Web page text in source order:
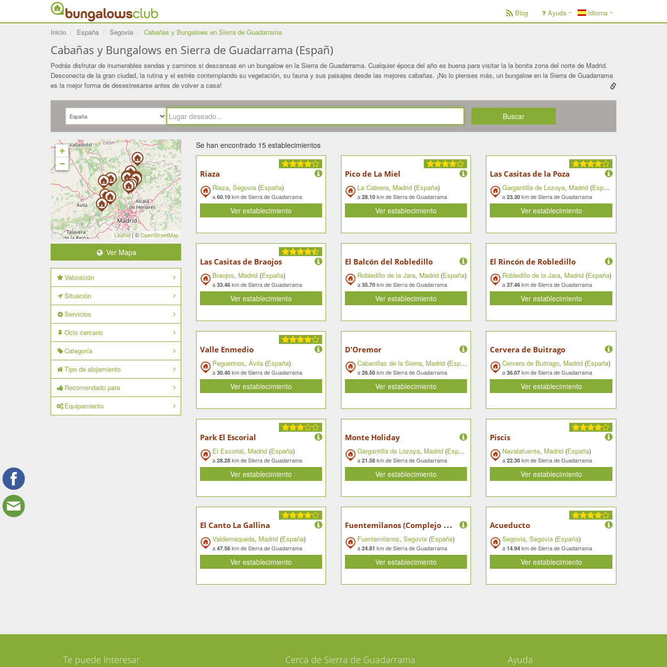
Blog Ayuda Idioma
Inicio España Segovia Cabañas y Bungalows en Sierra de Guadarrama
Cabañas y Bungalows en Sierra de Guadarrama (Españ)
Podrás disfrutar de inumerables sendas y caminos si descansas en un bungalow en la Sierra de Guadarrama. Cualquier época del año es buena para visitar la la bonita zona del norte de Madrid.
Desconecta de la gran ciudad, la rutina y el estrés contemplando su vegetación, su fauna y sus paisajes desde las mejores cabañas. ¡No lo pienses más, un bungalow en la Sierra de Guadarrama
es la mejor forma de desestresarse antes de volver a casa!
Buscar
Se han encontrado 15 establecimientos
Riaza
Riaza, Segovia(España)
a 60.10km de Sierra de Guadarrama
Ver establecimiento
Pico de La Miel
La Cabrera, Madrid(España)
a 28.10km de Sierra de Guadarrama
Ver establecimiento
Las Casitas de la Poza
Gargantilla de Lozoya, Madrid (España
a23.30 km de Sierra de Guadarrama
Ver establecimiento
Las Casitas de Braojos
Braojos, Madrid(España)
a 33.46km de Sierra de Guadarrama
Ver establecimiento
El Balcón del Robledillo
Robledillo de la Jara, Madrid(España)
a 35.70km de Sierra de Guadarrama
Ver establecimiento
El Rincón de Robledillo
Robledillo de la Jara, Madrid (España)
a37.46 km de Sierra de Guadarrama
Ver establecimiento
Valle Enmedio
Peguerinos, Ávila(España)
a 30.40km de Sierra de Guadarrama
Ver establecimiento
D'Oremor
Cabanillas de la Sierra, Madrid(España
a 26.50km de Sierra de Guadarrama
Ver establecimiento
Cervera de Buitrago
Cervera de Buitrago, Madrid (España)
a36.07 km de Sierra de Guadarrama
Ver establecimiento
Park El Escorial
El Escorial, Madrid(España)
a 28.28km de Sierra de Guadarrama
Ver establecimiento
Monte Holiday
Gargantilla de Lozoya, Madrid(España
a 21.58km de Sierra de Guadarrama
Ver establecimiento
Piscis
Navalafuente, Madrid (España)
a22.30 km de Sierra de Guadarrama
Ver establecimiento
El Canto La Gallina
Valdemaqueda, Madrid(España)
a 47.56km de Sierra de Guadarrama
Ver establecimiento
F
uentemilanos (Complejo Turístico)
Fuentemilanos, Segovia(España)
a 24.81 km de Sierra de Guadarrama
Ver establecimiento
Acueducto
Segovia,Segovia (España)
a14.94 km de Sierra de Guadarrama
Ver establecimiento
+
−
Leaflet| ©OpenStreetMap
Ver Mapa
Valoración
Situación
Servicios
Ocio cercano
Categoría
Tipo de alojamiento
Recomendado para
Equipamiento
Te puede interesar Cerca de Sierra de Guadarrama Ayuda